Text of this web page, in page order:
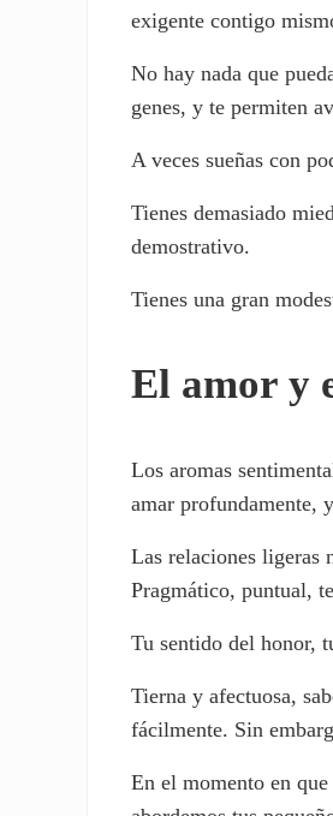
exigente contigo
No hay nada que
genes, y te permiten
A veces sueñas con
Tienes demasiado
demostrativo.
Tienes una gran
El amor y
Los aromas
amar profundamente,
Las relaciones ligeras
Pragmático, puntual,
Tu sentido del honor,
Tierna y afectuosa,
fácilmente. Sin
En el momento en